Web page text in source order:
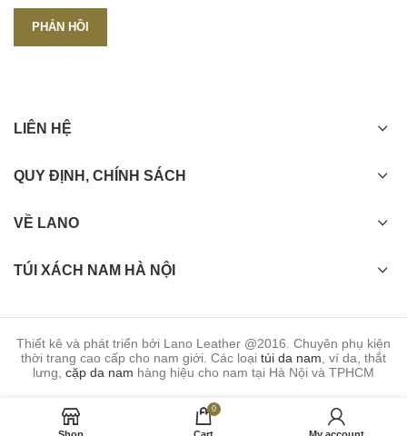
LIÊN HỆ
QUY ĐỊNH, CHÍNH SÁCH
VỀ LANO
TÚI XÁCH NAM HÀ NỘI
Thiết kê và phát triển bởi Lano Leather @2016. Chuyên phụ kiện
thời trang cao cấp cho nam giới. Các loại túi da nam, ví da, thắt
lưng, cặp da nam hàng hiệu cho nam tại Hà Nội và TPHCM
0